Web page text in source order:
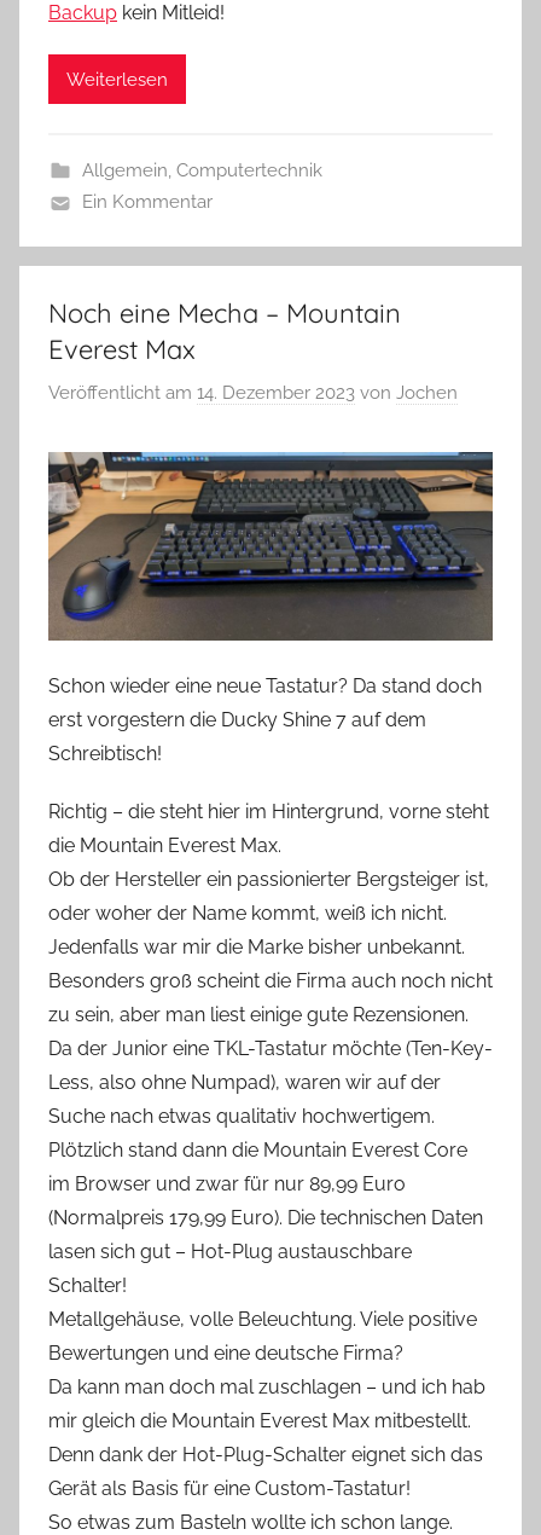
Backup kein Mitleid!
Weiterlesen
Allgemein, Computertechnik
Ein Kommentar
Noch eine Mecha – Mountain
Everest Max
Veröffentlicht am 14. Dezember 2023 von Jochen
Schon wieder eine neue Tastatur? Da stand doch
erst vorgestern die Ducky Shine 7 auf dem
Schreibtisch!
Richtig – die steht hier im Hintergrund, vorne steht
die Mountain Everest Max.
Ob der Hersteller ein passionierter Bergsteiger ist,
oder woher der Name kommt, weiß ich nicht.
Jedenfalls war mir die Marke bisher unbekannt.
Besonders groß scheint die Firma auch noch nicht
zu sein, aber man liest einige gute Rezensionen.
Da der Junior eine TKL-Tastatur möchte (Ten-Key-
Less, also ohne Numpad), waren wir auf der
Suche nach etwas qualitativ hochwertigem.
Plötzlich stand dann die Mountain Everest Core
im Browser und zwar für nur 89,99 Euro
(Normalpreis 179,99 Euro). Die technischen Daten
lasen sich gut – Hot-Plug austauschbare
Schalter!
Metallgehäuse, volle Beleuchtung. Viele positive
Bewertungen und eine deutsche Firma?
Da kann man doch mal zuschlagen – und ich hab
mir gleich die Mountain Everest Max mitbestellt.
Denn dank der Hot-Plug-Schalter eignet sich das
Gerät als Basis für eine Custom-Tastatur!
So etwas zum Basteln wollte ich schon lange.